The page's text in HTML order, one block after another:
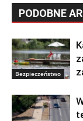
PODOBNE
Bezpieczeństwo